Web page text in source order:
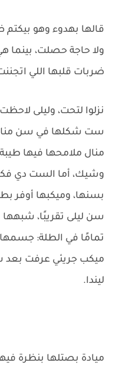
قالها بهدوء وهو
ولا حاجة حصلت، بينما
ضربات قلبها اللي
نزلوا لتحت، وليلى
ست شكلها في سن
منال ملامحها فيها
وشيك، أما الست دي
بسنها، وميكبها أوفر
سن ليلى تقريبًا،
تمامًا في الطلة:
ميكب جريئي عرفت بعد
ليندا.
ميادة بصتلها بنظرة